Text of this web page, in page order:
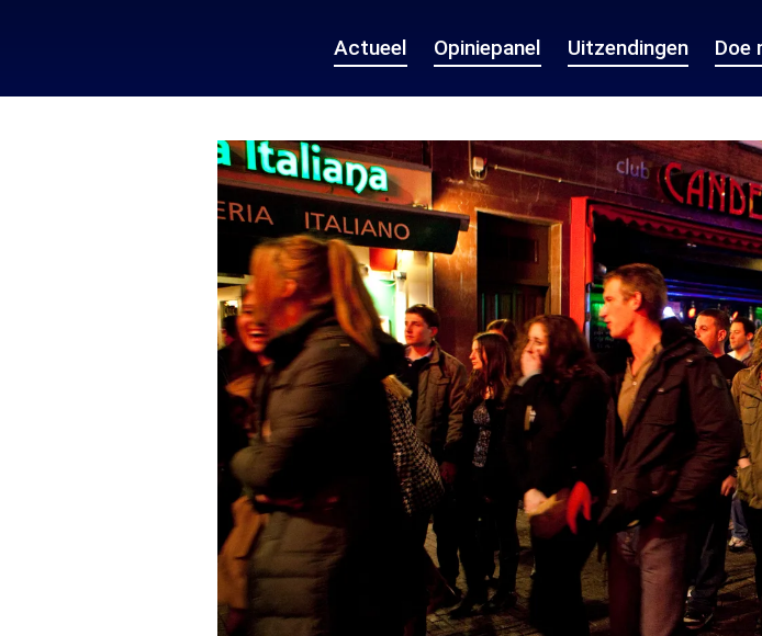
Actueel Opiniepanel Uitzendingen Doe